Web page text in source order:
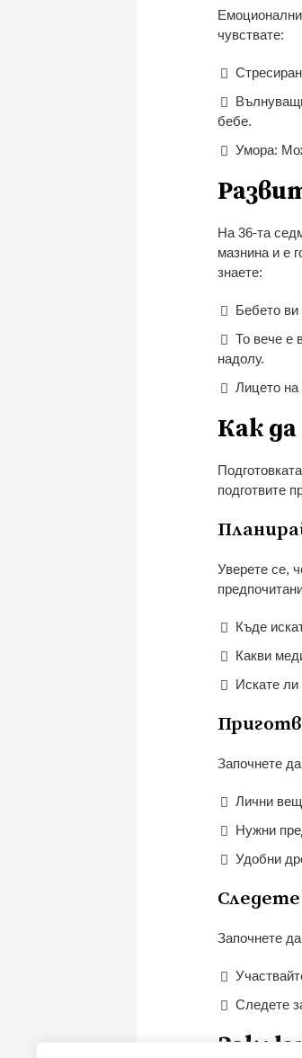
чувствате:
бебе.
Умора:
На 36-та
мазнина и е
знаете:
Бебето ви
То вече е
надолу.
Лицето на
Как
подготвите
Уверете се,
Къде
Какви
Искате
Започнете
Лични
Нужни
Удобни
Започнете
Следете